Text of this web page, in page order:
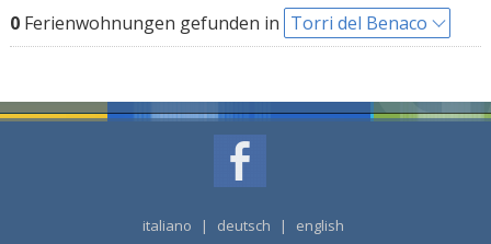
0Ferienwohnungen gefunden in Torri del Benaco
italiano | deutsch | english